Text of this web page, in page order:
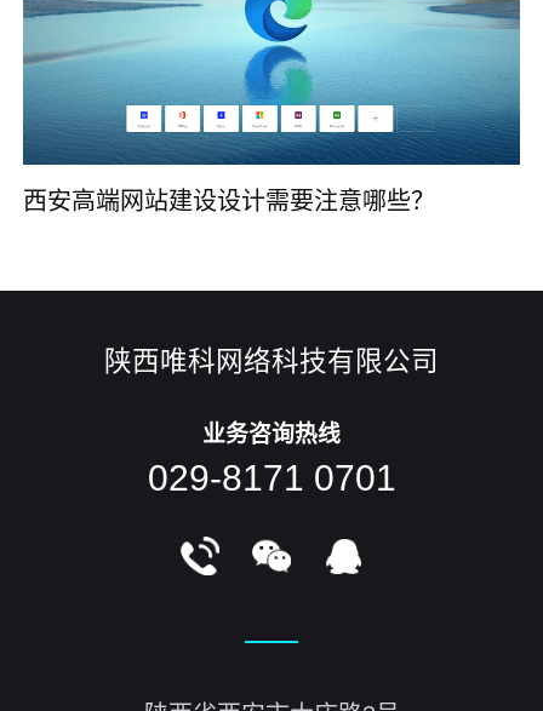
西安高端网站建设设计需要注意哪些？
陕西唯科网络科技有限公司
业务咨询热线
029-8171 0701